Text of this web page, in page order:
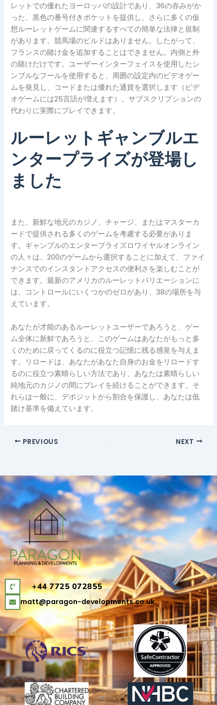
レットでの優れたヨーロッパの設計であり、36の赤みがか
った、黒色の番号付きポケットを提供し、さらに多くの仮
想ルーレットゲームに関連するすべての簡単な法律と規制
があります。競馬場のビルドはありません。したがって、
フランスの賭け金を追加することはできません。内側と外
の賭けだけです。ユーザーインターフェイスを使用したシ
ンプルなフールを使用すると、周囲の設定内のビデオゲー
ムを発見し、コードまたは優れた通貨を選択します（ビデ
オゲームには25言語が増えます）。サブスクリプションの
代わりに実際にプレイできます。
ルーレットギャンブルエ
ンタープライズが登場し
ました
また、新鮮な地元のカジノ、チャージ、またはマスターカ
ードで提供される多くのゲームを考慮する必要がありま
す。ギャンブルのエンタープライズロワイヤルオンライン
の人々は、200のゲームから選択することに加えて、ファイ
ナンスでのインスタントアクセスの便利さを楽しむことが
できます。最新のアメリカのルーレットバリエーションに
は、コントロールにいくつかのゼロがあり、38の場所を与
えています。
あなたが才能のあるルーレットユーザーであろうと、ゲー
ム全体に新鮮であろうと、このゲームはあなたがもっと多
くのために戻ってくるのに役立つ記憶に残る感覚を与えま
す。リロードは、あなたがあなた自身のお金をリロードす
るのに役立つ素晴らしい方法であり、あなたは素晴らしい
純地元のカジノの間にプレイを続けることができます。そ
れらは一般に、デポジットから割合を保護し、あなたは低
賭け基準を備えています。
PREVIOUS NEXT
+44 7725 072855
matt@paragon-developments.co.uk